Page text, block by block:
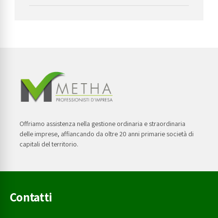
Offriamo assistenza nella gestione ordinaria e straordinaria
delle imprese, affiancando da oltre 20 anni primarie società di
capitali del territorio.
Contatti